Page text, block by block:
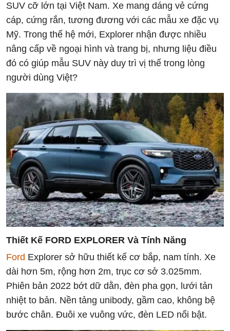
SUV cỡ lớn tại Việt Nam. Xe mang dáng vẻ cứng
cáp, cứng rắn, tương đương với các mẫu xe đặc vụ
Mỹ. Trong thế hệ mới, Explorer nhận được nhiều
nâng cấp về ngoại hình và trang bị, nhưng liệu điều
đó có giúp mẫu SUV này duy trì vị thế trong lòng
người dùng Việt?
Thiết Kế FORD EXPLORER Và Tính Năng
Ford Explorer sở hữu thiết kế cơ bắp, nam tính. Xe
dài hơn 5m, rộng hơn 2m, trục cơ sở 3.025mm.
Phiên bản 2022 bớt dữ dằn, đèn pha gọn, lưới tản
nhiệt to bản. Nền tảng unibody, gầm cao, không bệ
bước chân. Đuôi xe vuông vức, đèn LED nổi bật.